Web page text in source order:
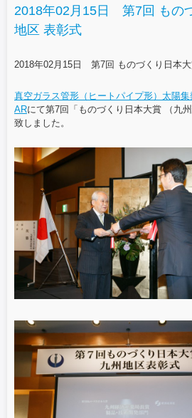
2018年02月15日 第7回 もの
地区 表彰式
2018年02月15日 第7回 ものづくり日本
真空ガラス管形（ヒートパイプ形）太陽
ARにて第7回「ものづくり日本大賞 （九
致しました。